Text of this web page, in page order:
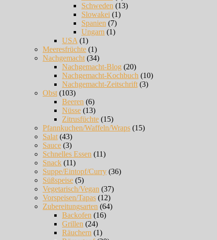
Schweden (13)
Slowakei (1)
Spanien (7)
Ungarn (1)
USA(1)
Meeresfrüchte (1)
Nachgemacht(34)
Nachgemacht-Blog (20)
Nachgemacht-Kochbuch (10)
Nachgemacht-Zeitschrift(3)
Obst(103)
Beeren (6)
Nüsse (13)
Zitrusfüchte (15)
Pfannkuchen/Waffeln/Wraps (15)
Salat(43)
Sauce (3)
Schnelles Essen (11)
Snack (11)
Suppe/Eintopf/Curry (36)
Süßspeise (5)
Vegetarisch/Vegan (37)
Vorspeisen/Tapas (12)
Zubereitungsarten (64)
Backofen (16)
Grillen (24)
Räuchern (1)